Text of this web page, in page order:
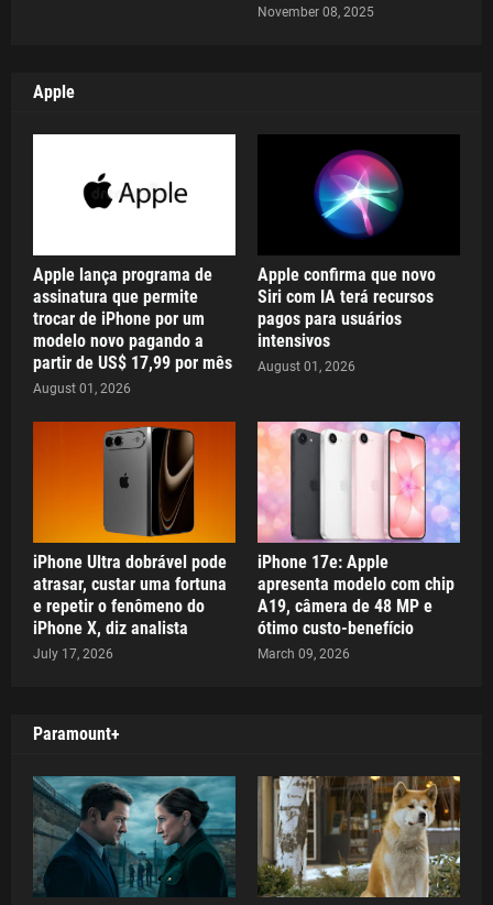
November 08, 2025
Apple
Apple lança programa de
assinatura que permite
trocar de iPhone por um
modelo novo pagando a
partir de US$ 17,99 por mês
August 01, 2026
Apple confirma que novo
Siri com IA terá recursos
pagos para usuários
intensivos
August 01, 2026
iPhone Ultra dobrável pode
atrasar, custar uma fortuna
e repetir o fenômeno do
iPhone X, diz analista
July 17, 2026
iPhone 17e: Apple
apresenta modelo com chip
A19, câmera de 48 MP e
ótimo custo-benefício
March 09, 2026
Paramount+